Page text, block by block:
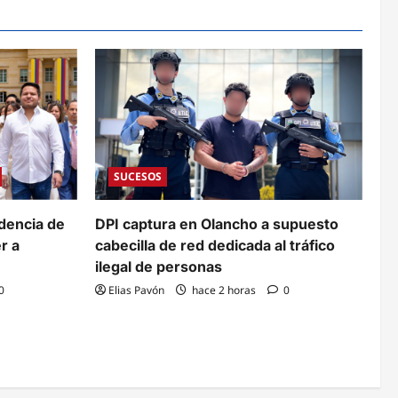
de
a
SUCESOS
DPI captura en Olancho a supuesto
cabecilla de red dedicada al tráfico
ilegal de personas
Elias Pavón hace 2 horas 0